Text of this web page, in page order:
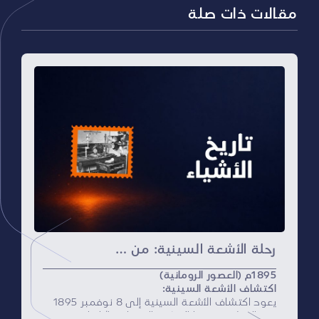
مقالات ذات صلة
رحلة الأشعة السينية: من ظل اليد إلى التشخيص الدقيق
1895م (العصور الرومانية)
اكتشاف الأشعة السينية:
يعود اكتشاف الأشعة السينية إلى 8 نوفمبر 1895
بعد الميلاد، عندما اكتشف الفيزيائي الألماني